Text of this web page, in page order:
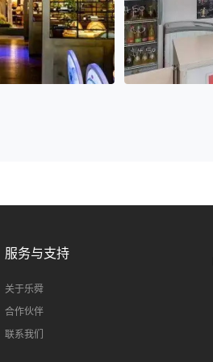
服务与支持
关于乐舜
合作伙伴
联系我们